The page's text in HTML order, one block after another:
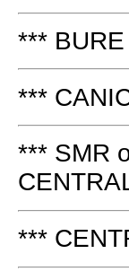
***
***
*** SMR
***